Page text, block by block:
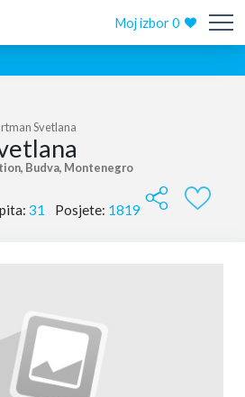
Moj izbor0
Svetlana
Budva, Montenegro
31 Posjete: 1819